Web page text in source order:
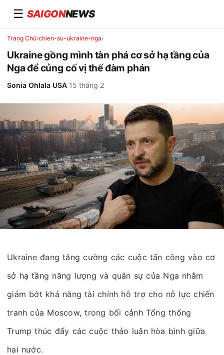
☰ SAIGONNEWS
Trang Chủ›chien-su-ukraine-nga›
Ukraine gồng mình tàn phá cơ sở hạ tầng của
Nga để củng cố vị thế đàm phán
Sonia Ohlala USA·15 tháng 2
Ukraine đang tăng cường các cuộc tấn công vào cơ
sở hạ tầng năng lượng và quân sự của Nga nhằm
giảm bớt khả năng tài chính hỗ trợ cho nỗ lực chiến
tranh của Moscow, trong bối cảnh Tổng thống
Trump thúc đẩy các cuộc thảo luận hòa bình giữa
hai nước.